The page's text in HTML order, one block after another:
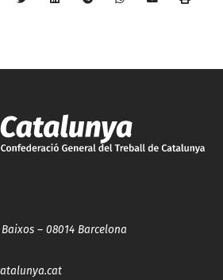
– 08014 Barcelona